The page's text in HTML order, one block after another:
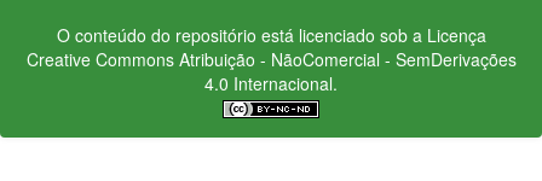
O conteúdo do repositório está licenciado sob a Licença
Creative CommonsAtribuição - NãoComercial - SemDerivações
4.0 Internacional.